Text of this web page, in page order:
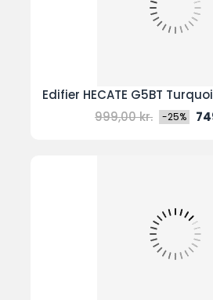
Edifier HECATE G5BT
Normal
999,00 kr. -25%